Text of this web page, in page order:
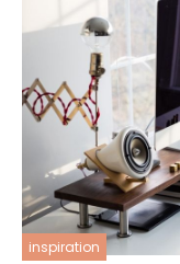
inspiration